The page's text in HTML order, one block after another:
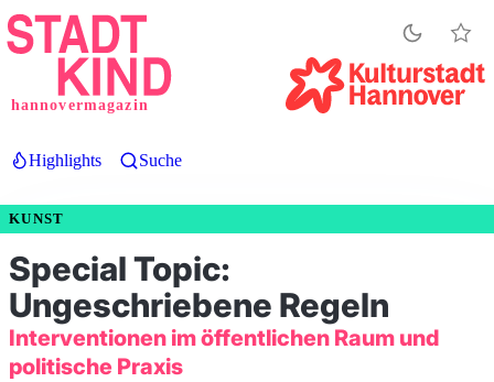
Direkt
zum
hannovermagazin
Highlights Suche
KUNST
Special Topic:
Ungeschriebene Regeln
Interventionen im öffentlichen Raum und
politische Praxis